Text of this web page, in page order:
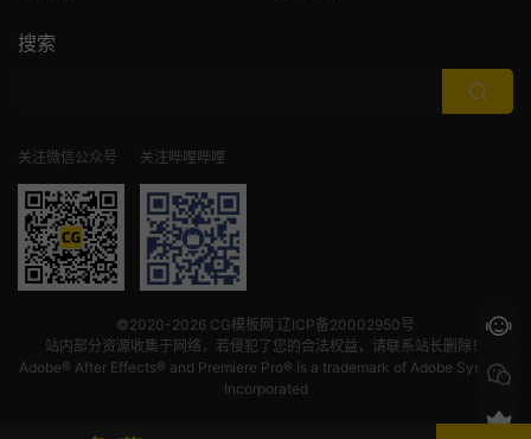
搜索
关注微信公众号 关注哔哩哔哩
©2020-2026 CG模板网 辽ICP备20002950号
站内部分资源收集于网络，若侵犯了您的合法权益，请联系站长删除！
Adobe® After Effects® and Premiere Pro® is a trademark of Adobe Systems
Incorporated